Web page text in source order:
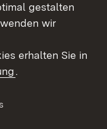
gestalten
wir
erhalten Sie in
.